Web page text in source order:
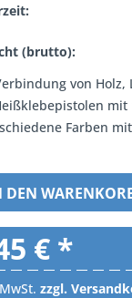
(brutto):
von Holz,
Farben
DEN
€ *
zzgl.